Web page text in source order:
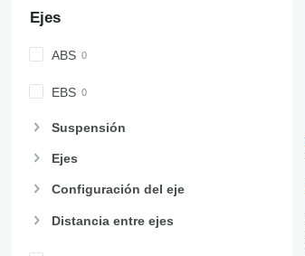
Ejes
ABS
EBS
Suspensión
Ejes
Configuración del eje
Distancia entre ejes